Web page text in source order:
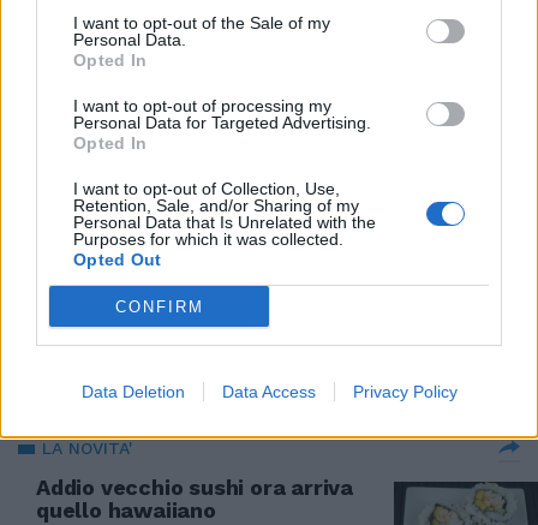
I want to opt-out of the Sale of my
Personal Data.
Opted In
I want to opt-out of processing my
Personal Data for Targeted Advertising.
Opted In
I want to opt-out of Collection, Use,
Retention, Sale, and/or Sharing of my
Personal Data that Is Unrelated with the
Purposes for which it was collected.
Opted Out
CONFIRM
Data Deletion Data Access Privacy Policy
29/07/2018
NUOVE PROPOSTE
Ecco i piatti di Bruno Barbieri per
20/05/2018
OFFICINE FARNETO
A Roma si mangia con lo street
food giapponese
LA NOVITA'
Addio vecchio sushi ora arriva
quello hawaiiano